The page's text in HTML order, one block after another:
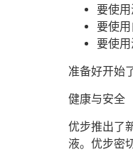
要使
要使
要使
准备好开始
健康与安全
优步推出了
液。优步密